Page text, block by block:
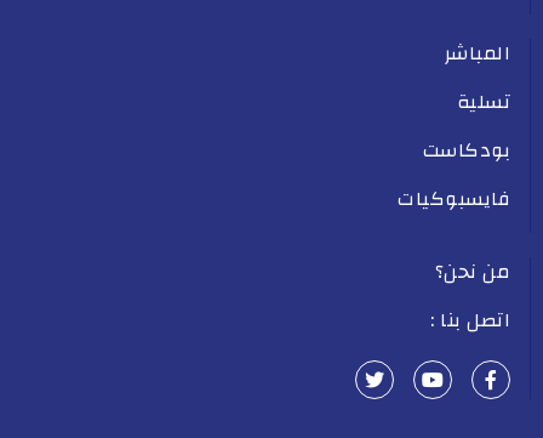
المباشر
تسلية
بودكاست
فايسبوكيات
من نحن؟
اتصل بنا :